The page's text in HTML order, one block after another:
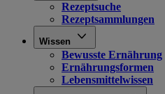
Rezeptsuche
Rezeptsammlungen
Wissen
Bewusste Ernährung
Ernährungsformen
Lebensmittelwissen